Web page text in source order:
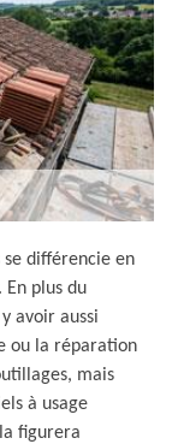
se différencie en
plus du
avoir aussi
ou la réparation
mais
à usage
figurera